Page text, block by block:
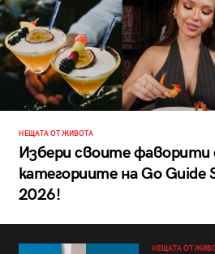
НЕЩАТА ОТ ЖИВОТА
Избери своите фаворити
категориите на Go Guide
2026!
НЕЩАТА ОТ